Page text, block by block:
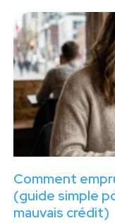
Comment
(guide simple
mauvais crédit)